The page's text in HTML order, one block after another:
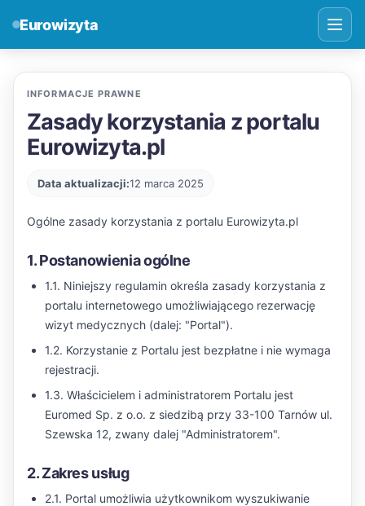
Eurowizyta
INFORMACJE PRAWNE
Zasady korzystania z portalu
Eurowizyta.pl
Data aktualizacji:12 marca 2025
Ogólne zasady korzystania z portalu Eurowizyta.pl
1. Postanowienia ogólne
1.1. Niniejszy regulamin określa zasady korzystania z
portalu internetowego umożliwiającego rezerwację
wizyt medycznych (dalej: "Portal").
1.2. Korzystanie z Portalu jest bezpłatne i nie wymaga
rejestracji.
1.3. Właścicielem i administratorem Portalu jest
Euromed Sp. z o.o. z siedzibą przy 33-100 Tarnów ul.
Szewska 12, zwany dalej "Administratorem".
2. Zakres usług
2.1. Portal umożliwia użytkownikom wyszukiwanie